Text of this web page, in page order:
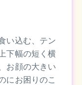
い込む、テン
下幅の短く横
お顔の大きい
にお困りのこ